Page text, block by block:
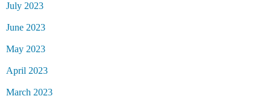
July 2023
June 2023
May 2023
April 2023
March 2023